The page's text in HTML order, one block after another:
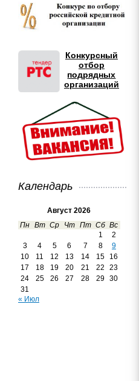
Конкурсный
отбор
подрядных
организаций
Календарь
Август 2026
Пн Вт Ср Чт Пт Сб Вс
1
2
3
4 5 6 7 8
9
10
11 12 13 14 15
16
17
18 19 20 21 22
23
24
25 26 27 28 29
30
31
« Июл